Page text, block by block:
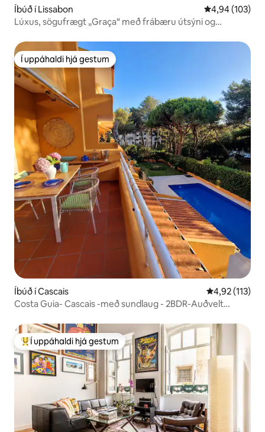
Íbúð í Lissabon 4,94 af 5 í
4,94 (103)
Lúxus, sögufrægt „Graça“ með frábæru útsýni og
Í uppáhaldi hjá gestum
Í uppáhaldi hjá gestum
Íbúð í Cascais 4,92 af 5 í
4,92 (113)
Costa Guia- Cascais -með sundlaug - 2BDR-Auðvelt
Í mestu uppáhaldi hjá gestum
Í uppáhaldi hjá gestum